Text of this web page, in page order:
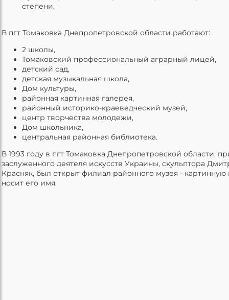
степени.
В пгт Томаковка Днепропетровской области работают:
2 школы,
Томаковский профессиональный аграрный лицей,
детский сад,
детская музыкальная школа,
Дом культуры,
районная картинная галерея,
районный историко-краеведческий музей,
центр творчества молодежи,
Дом школьника,
центральная районная библиотека.
В 1993 году в пгт Томаковка Днепропетровской области,
заслуженного деятеля искусств Украины, скульптора
Красняк, был открыт филиал районного музея -
носит его имя.